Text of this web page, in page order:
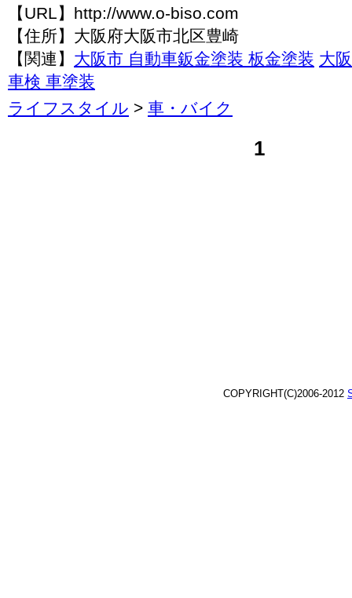
【URL】http://www.o-biso.com
【住所】大阪府大阪市北区豊崎
【関連】 大阪市 自動車鈑金塗装 板金塗装 大
車検 車塗装
ライフスタイル > 車・バイク
1
COPYRIGHT(C)2006-2012